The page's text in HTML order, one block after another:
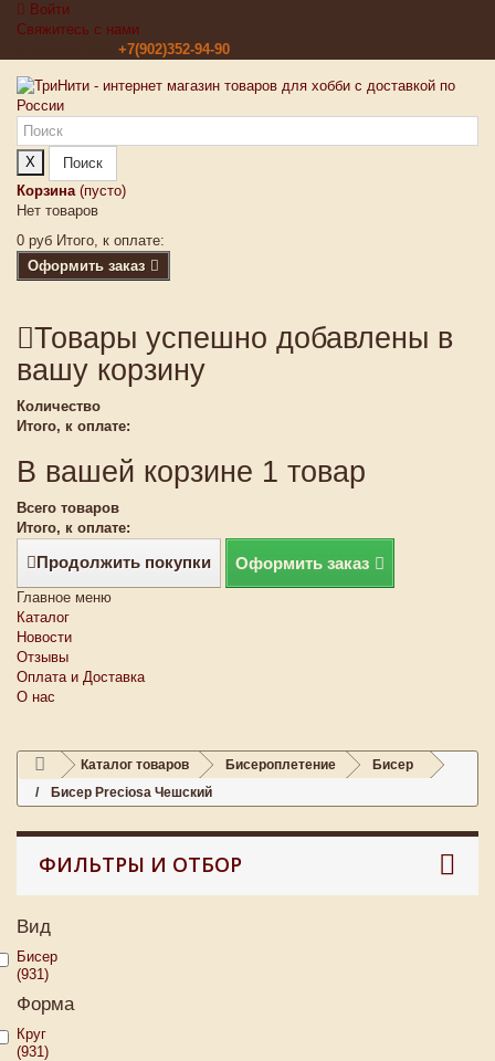
Войти
Свяжитесь с нами
+7(902)352-94-90
X
Поиск
Корзина (пусто)
Нет товаров
0 руб Итого, к оплате:
Оформить заказ
Товары успешно добавлены в
вашу корзину
Количество
Итого, к оплате:
В вашей корзине 1 товар
Всего товаров
Итого, к оплате:
Продолжить покупки Оформить заказ
Главное меню
Каталог
Новости
Отзывы
Оплата и Доставка
О нас
Каталог товаров Бисероплетение
Бисер
Бисер Preciosa Чешский
ФИЛЬТРЫ И ОТБОР
Вид
Бисер
(931)
Форма
Круг
(931)